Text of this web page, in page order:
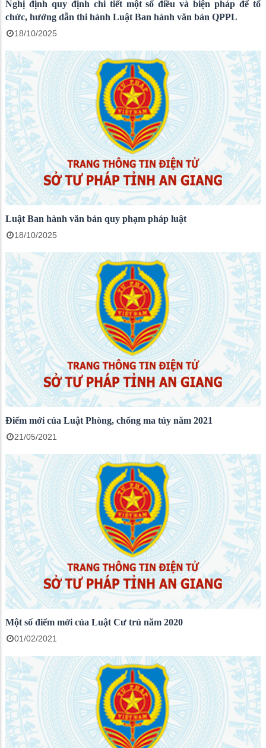
Nghị định quy định chi tiết một số điều và biện pháp để tổ
chức, hướng dẫn thi hành Luật Ban hành văn bản QPPL
18/10/2025
Luật Ban hành văn bản quy phạm pháp luật
18/10/2025
Điểm mới của Luật Phòng, chống ma túy năm 2021
21/05/2021
Một số điểm mới của Luật Cư trú năm 2020
01/02/2021